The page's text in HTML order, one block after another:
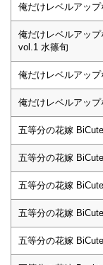
俺だけレベルアッ
俺だけレベルアッ
vol.1 水篠旬
俺だけレベルアッ
俺だけレベルアッ
五等分の花嫁
五等分の花嫁
五等分の花嫁
五等分の花嫁
五等分の花嫁